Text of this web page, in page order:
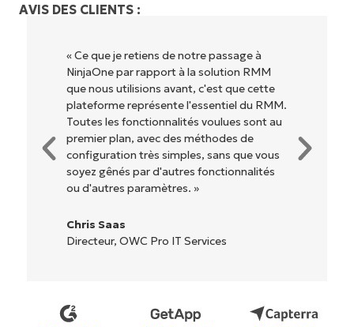
AVIS DES CLIENTS :
« NinjaOne est extrêmement simple
d'utilisation grâce à une interface fluide et
des fonctionnalités back-end puissantes.
Pas de configuration complexe ou
d'interface difficile à maîtriser. Toutes les
options et tous les outils sont clairement
étiquetés, faciles à comprendre et il est
très facile de s'y retrouver. »
Reiffenberger.NET Technology Solutions